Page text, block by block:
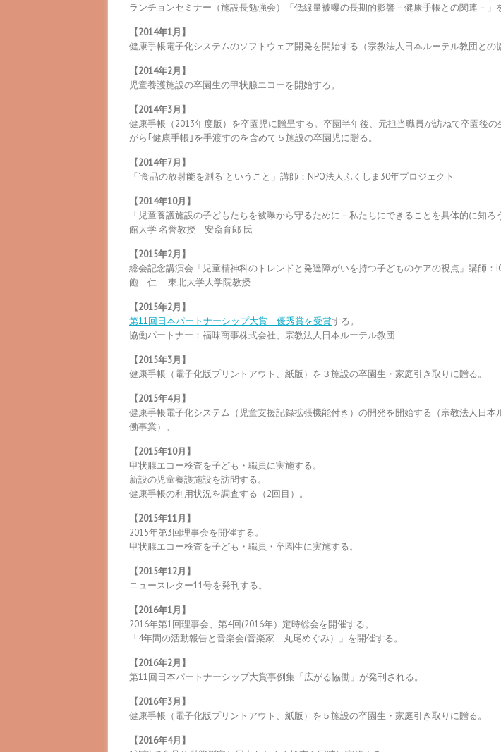
ランチョンセミナー（施設長勉強会）「低線量被曝の長期的影響－健康手帳との関連－」
【2014年1月】
健康手帳電子化システムのソフトウェア開発を開始する（宗教法人日本ルーテル教団との
【2014年2月】
児童養護施設の卒園生の甲状腺エコーを開始する。
【2014年3月】
健康手帳（2013年度版）を卒園児に贈呈する。卒園半年後、元担当職員が訪ねて卒園後の
がら｢健康手帳｣を手渡すのを含めて５施設の卒園児に贈る。
【2014年7月】
「‘食品の放射能を測る’ということ」講師：NPO法人ふくしま30年プロジェクト
【2014年10月】
「児童養護施設の子どもたちを被曝から守るために－私たちにできることを具体的に知ろ
館大学 名誉教授 安斎育郎 氏
【2015年2月】
総会記念講演会「児童精神科のトレンドと発達障がいを持つ子どものケアの視点」講師
飽 仁 東北大学大学院教授
【2015年2月】
第11回日本パートナーシップ大賞 優秀賞を受賞する。
協働パートナー：福味商事株式会社、宗教法人日本ルーテル教団
【2015年3月】
健康手帳（電子化版プリントアウト、紙版）を３施設の卒園生・家庭引き取りに贈る。
【2015年4月】
健康手帳電子化システム（児童支援記録拡張機能付き）の開発を開始する（宗教法人日本
働事業）。
【2015年10月】
甲状腺エコー検査を子ども・職員に実施する。
新設の児童養護施設を訪問する。
健康手帳の利用状況を調査する（2回目）。
【2015年11月】
2015年第3回理事会を開催する。
甲状腺エコー検査を子ども・職員・卒園生に実施する。
【2015年12月】
ニュースレター11号を発刊する。
【2016年1月】
2016年第1回理事会、第4回(2016年）定時総会を開催する。
「4年間の活動報告と音楽会(音楽家 丸尾めぐみ）」を開催する。
【2016年2月】
第11回日本パートナーシップ大賞事例集「広がる協働」が発刊される。
【2016年3月】
健康手帳（電子化版プリントアウト、紙版）を５施設の卒園生・家庭引き取りに贈る。
【2016年4月】